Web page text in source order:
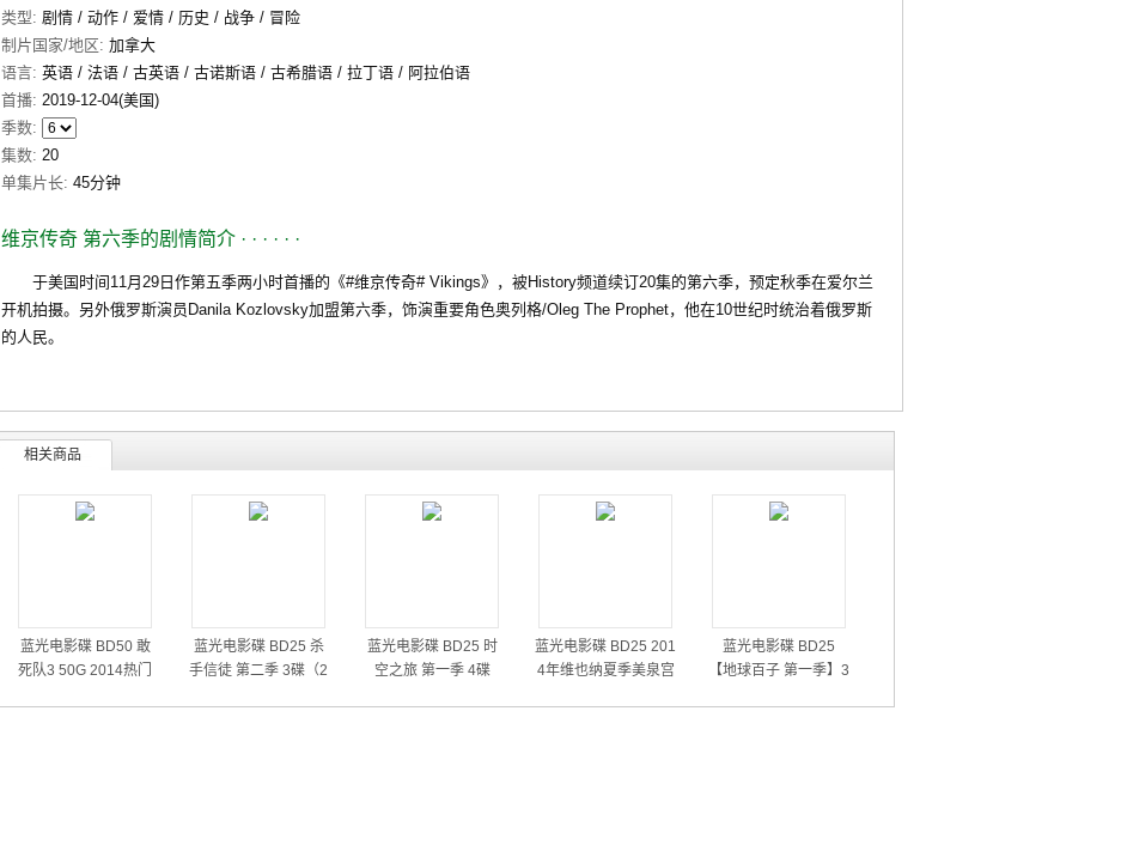
类型: 剧情 / 动作 / 爱情 / 历史 / 战争 / 冒险
制片国家/地区: 加拿大
语言: 英语 / 法语 / 古英语 / 古诺斯语 / 古希腊语 / 拉丁语 / 阿拉伯语
首播: 2019-12-04(美国)
季数:
集数: 20
单集片长: 45分钟
维京传奇 第六季的剧情简介 · · · · · ·
于美国时间11月29日作第五季两小时首播的《#维京传奇# Vikings》，被History频道续订20集的第六季，预定秋季在爱尔兰
开机拍摄。另外俄罗斯演员Danila Kozlovsky加盟第六季，饰演重要角色奥列格/Oleg The Prophet，他在10世纪时统治着俄罗斯
的人民。
相关商品
蓝光电影碟 BD50 敢
死队3 50G 2014热门
蓝光电影碟 BD25 杀
手信徒 第二季 3碟（2
蓝光电影碟 BD25 时
空之旅 第一季 4碟
蓝光电影碟 BD25 201
4年维也纳夏季美泉宫
蓝光电影碟 BD25
【地球百子 第一季】3